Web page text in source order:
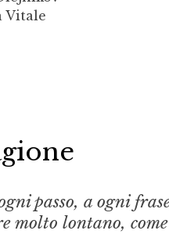
Vitale
passo, a ogni
molto lontano,